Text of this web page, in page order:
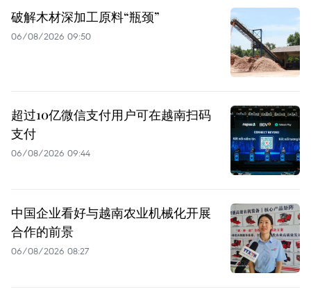
破解木材深加工原料“瓶颈”
06/08/2026 09:50
超过10亿微信支付用户可在越南扫码
支付
06/08/2026 09:44
中国企业看好与越南农业机械化开展
合作的前景
06/08/2026 08:27